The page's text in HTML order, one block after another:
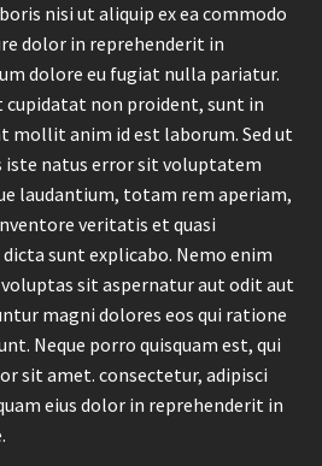
nisi ut aliquip ex ea commodo
dolor in reprehenderit in
dolore eu fugiat nulla pariatur.
cupidatat non proident, sunt in
mollit anim id est laborum. Sed ut
iste natus error sit voluptatem
laudantium, totam rem aperiam,
veritatis et quasi
sunt explicabo. Nemo enim
sit aspernatur aut odit aut
magni dolores eos qui ratione
Neque porro quisquam est, qui
sit amet. consectetur, adipisci
eius dolor in reprehenderit in